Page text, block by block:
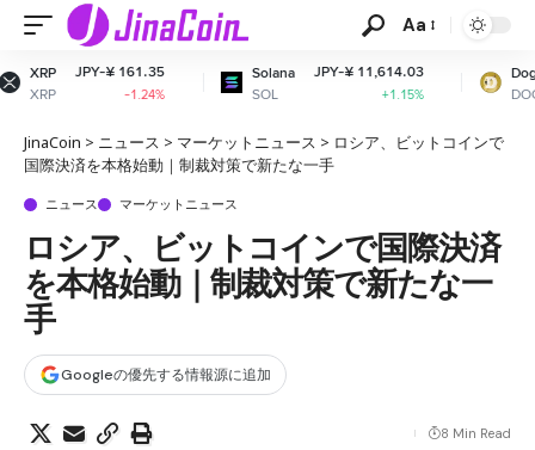
Aa
Solana
SOL
JPY-¥ 11,614.03
+1.15%
Dogecoin
DOGE
JPY-¥
JinaCoin > ニュース > マーケットニュース > ロシア、ビットコインで
国際決済を本格始動｜制裁対策で新たな一手
ニュース マーケットニュース
ロシア、ビットコインで国際決済
を本格始動｜制裁対策で新たな一
手
Googleの優先する情報源に追加
8 Min Read